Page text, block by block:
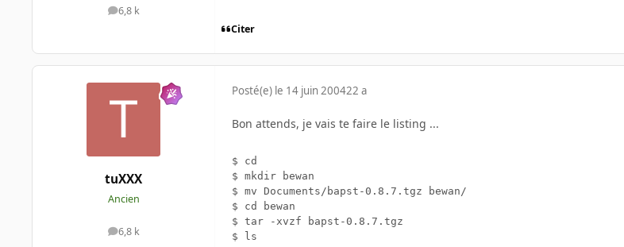
6,8 k
messages
Citer
tuXXX
Ancien
6,8 k
messages
Posté(e) le 14 juin 200422 a
Bon attends, je vais te faire le listing ...
$ cd
$ mkdir bewan
$ mv Documents/bapst-0.8.7.tgz bewan/
$ cd bewan
$ tar -xvzf bapst-0.8.7.tgz
$ ls